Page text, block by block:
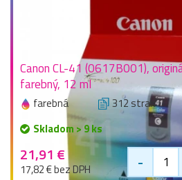
Canon CL-41 (0617B001),
farebný, 12 ml
farebná 312 stran
Skladom > 9 ks
21,91 €
17,82 € bez DPH -